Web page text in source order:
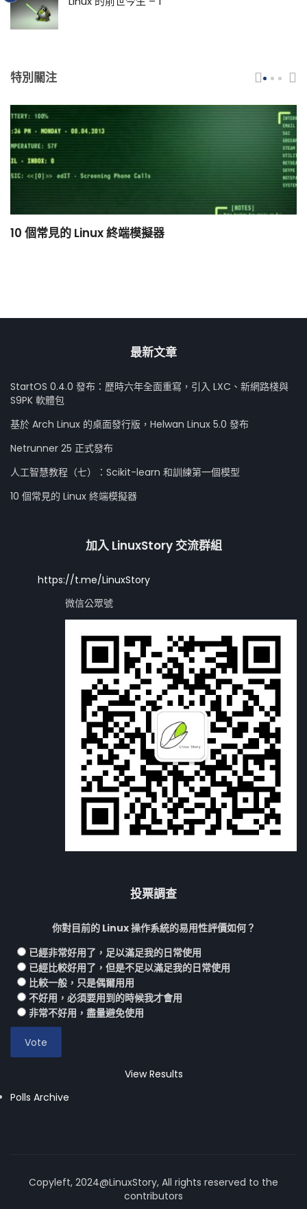
特別關注
10 個常見的 Linux 終端模擬器
最新文章
StartOS 0.4.0 發布：歷時六年全面重寫，引入 LXC、新網路棧與
S9PK 軟體包
基於 Arch Linux 的桌面發行版，Helwan Linux 5.0 發布
Netrunner 25 正式發布
人工智慧教程（七）：Scikit-learn 和訓練第一個模型
10 個常見的 Linux 終端模擬器
加入 LinuxStory 交流群組
https://t.me/LinuxStory
微信公眾號
投票調查
你對目前的 Linux 操作系統的易用性評價如何？
已經非常好用了，足以滿足我的日常使用
已經比較好用了，但是不足以滿足我的日常使用
比較一般，只是偶爾用用
不好用，必須要用到的時候我才會用
非常不好用，盡量避免使用
View Results
Polls Archive
Copyleft, 2024@LinuxStory, All rights reserved to the
contributors